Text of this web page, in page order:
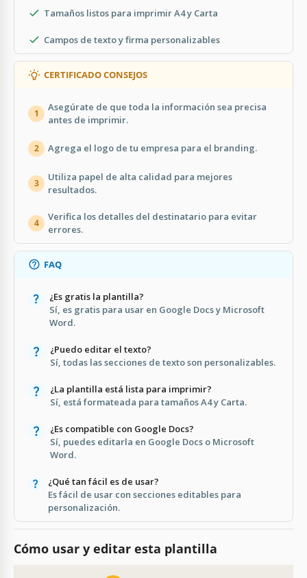
Tamaños listos para imprimir A4 y Carta
Campos de texto y firma personalizables
CERTIFICADO CONSEJOS
1
Asegúrate de que toda la información sea precisa
antes de imprimir.
2 Agrega el logo de tu empresa para el branding.
3
Utiliza papel de alta calidad para mejores
resultados.
4
Verifica los detalles del destinatario para evitar
errores.
FAQ
¿Es gratis la plantilla?
Sí, es gratis para usar en Google Docs y Microsoft
Word.
¿Puedo editar el texto?
Sí, todas las secciones de texto son personalizables.
¿La plantilla está lista para imprimir?
Sí, está formateada para tamaños A4 y Carta.
¿Es compatible con Google Docs?
Sí, puedes editarla en Google Docs o Microsoft
Word.
¿Qué tan fácil es de usar?
Es fácil de usar con secciones editables para
personalización.
Cómo usar y editar esta plantilla